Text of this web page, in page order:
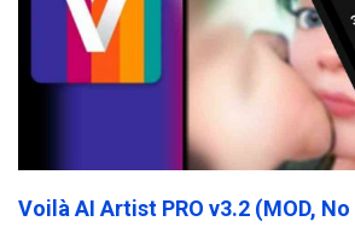
Voilà AI Artist PRO v3.2 (MOD,